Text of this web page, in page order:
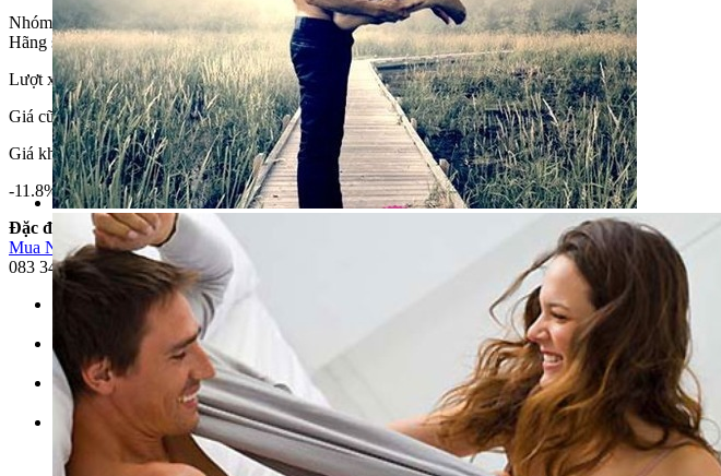
Nhóm sản phẩm:
Bao cao su Đôn Zen
Hãng sản xuất:Khác
Lượt xem:1546
Giá cũ: 85,000VNĐ
Giá khuyến mãi: 75,000VNĐ
-11.8%
Đặc điểm
Mua Ngay
083 345 7235
Vận chuyển
Miễn phí đơn hàng trên 300.000 VNĐ thành phố Phan Thiết
Giảm 5% với đơn đặt hàng/ 2000 000 vnđ
Hỗ trợ
Giải đáp thắc mắc và tư vấn qua số hotline: 083 345 7235
Cam kết
Uy tín, chất lượng. Hoàn tiền 100% nếu sản phẩm xảy ra sự